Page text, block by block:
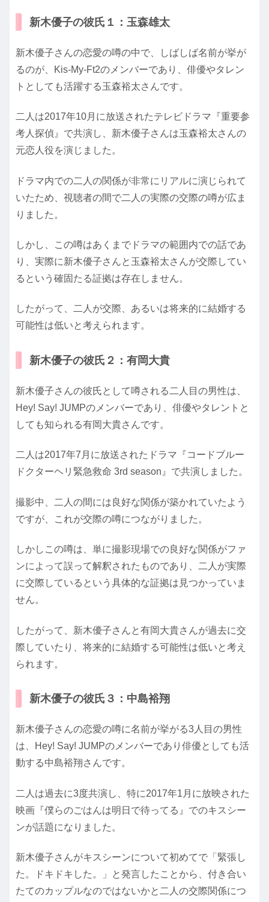
新木優子の彼氏１：玉森雄太
新木優子さんの恋愛の噂の中で、しばしば名前が挙が
るのが、Kis-My-Ft2のメンバーであり、俳優やタレン
トとしても活躍する玉森裕太さんです。
二人は2017年10月に放送されたテレビドラマ『重要参
考人探偵』で共演し、新木優子さんは玉森裕太さんの
元恋人役を演じました。
ドラマ内での二人の関係が非常にリアルに演じられて
いたため、視聴者の間で二人の実際の交際の噂が広ま
りました。
しかし、この噂はあくまでドラマの範囲内での話であ
り、実際に新木優子さんと玉森裕太さんが交際してい
るという確固たる証拠は存在しません。
したがって、二人が交際、あるいは将来的に結婚する
可能性は低いと考えられます。
新木優子の彼氏２：有岡大貴
新木優子さんの彼氏として噂される二人目の男性は、
Hey! Say! JUMPのメンバーであり、俳優やタレントと
しても知られる有岡大貴さんです。
二人は2017年7月に放送されたドラマ『コードブルー
ドクターヘリ緊急救命 3rd season』で共演しました。
撮影中、二人の間には良好な関係が築かれていたよう
ですが、これが交際の噂につながりました。
しかしこの噂は、単に撮影現場での良好な関係がファ
ンによって誤って解釈されたものであり、二人が実際
に交際しているという具体的な証拠は見つかっていま
せん。
したがって、新木優子さんと有岡大貴さんが過去に交
際していたり、将来的に結婚する可能性は低いと考え
られます。
新木優子の彼氏３：中島裕翔
新木優子さんの恋愛の噂に名前が挙がる3人目の男性
は、Hey! Say! JUMPのメンバーであり俳優としても活
動する中島裕翔さんです。
二人は過去に3度共演し、特に2017年1月に放映された
映画『僕らのごはんは明日で待ってる』でのキスシー
ンが話題になりました。
新木優子さんがキスシーンについて初めてで「緊張し
た。ドキドキした。」と発言したことから、付き合い
たてのカップルなのではないかと二人の交際関係につ